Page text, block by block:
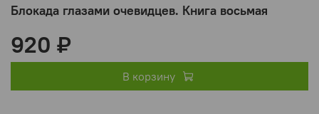
Блокада глазами очевидцев. Книга восьмая
920 ₽
В корзину